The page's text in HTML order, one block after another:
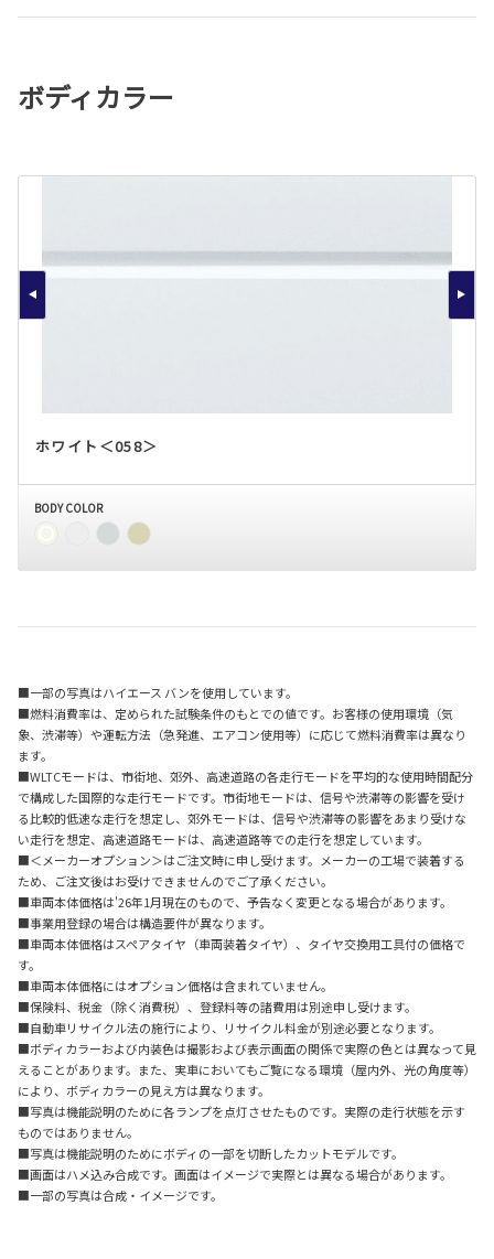
ボディカラー
ホワイト＜058＞
BODY COLOR
■一部の写真はハイエース バンを使用しています。
■燃料消費率は、定められた試験条件のもとでの値です。お客様の使用環境（気
象、渋滞等）や運転方法（急発進、エアコン使用等）に応じて燃料消費率は異なり
ます。
■WLTCモードは、市街地、郊外、高速道路の各走行モードを平均的な使用時間配分
で構成した国際的な走行モードです。市街地モードは、信号や渋滞等の影響を受け
る比較的低速な走行を想定し、郊外モードは、信号や渋滞等の影響をあまり受けな
い走行を想定、高速道路モードは、高速道路等での走行を想定しています。
■＜メーカーオプション＞はご注文時に申し受けます。メーカーの工場で装着する
ため、ご注文後はお受けできませんのでご了承ください。
■車両本体価格は'26年1月現在のもので、予告なく変更となる場合があります。
■事業用登録の場合は構造要件が異なります。
■車両本体価格はスペアタイヤ（車両装着タイヤ）、タイヤ交換用工具付の価格で
す。
■車両本体価格にはオプション価格は含まれていません。
■保険料、税金（除く消費税）、登録料等の諸費用は別途申し受けます。
■自動車リサイクル法の施行により、リサイクル料金が別途必要となります。
■ボディカラーおよび内装色は撮影および表示画面の関係で実際の色とは異なって見
えることがあります。また、実車においてもご覧になる環境（屋内外、光の角度等）
により、ボディカラーの見え方は異なります。
■写真は機能説明のために各ランプを点灯させたものです。実際の走行状態を示す
ものではありません。
■写真は機能説明のためにボディの一部を切断したカットモデルです。
■画面はハメ込み合成です。画面はイメージで実際とは異なる場合があります。
■一部の写真は合成・イメージです。